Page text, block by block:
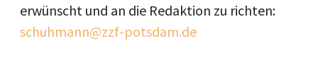
erwünscht und an die Redaktion zu richten:
schuhmann@zzf-potsdam.de